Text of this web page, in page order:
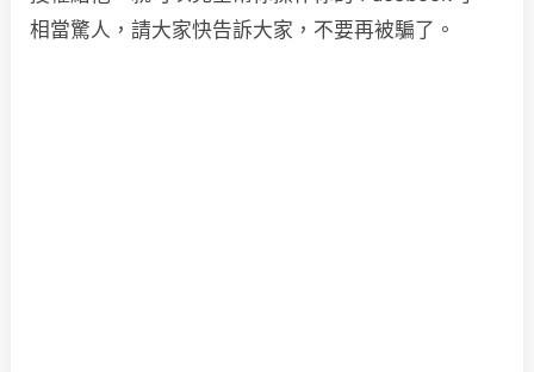
相當驚人，請大家快告訴大家，不要再被騙了。